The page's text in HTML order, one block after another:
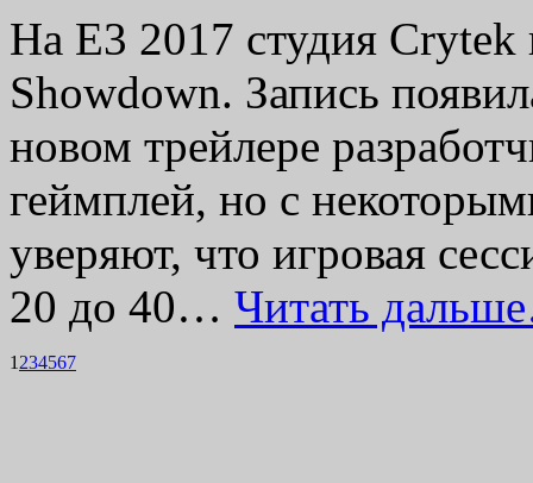
На E3 2017 студия Crytek
Showdown. Запись
новом трейлере
геймплей, но с
уверяют, что игровая
20 до 40… Читать
1 234567